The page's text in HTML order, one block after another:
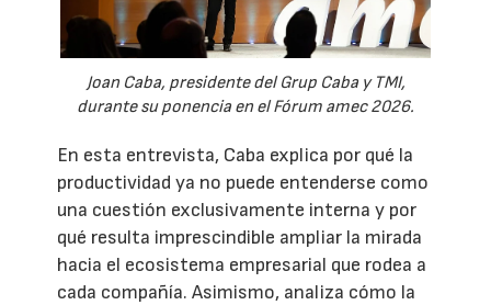
Joan Caba, presidente del Grup Caba y TMI,
durante su ponencia en el Fórum amec 2026.
En esta entrevista, Caba explica por qué la
productividad ya no puede entenderse como
una cuestión exclusivamente interna y por
qué resulta imprescindible ampliar la mirada
hacia el ecosistema empresarial que rodea a
cada compañía. Asimismo, analiza cómo la